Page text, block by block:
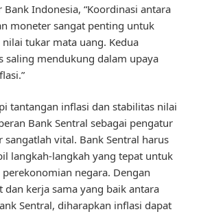
Indonesia, “Koordinasi antara
moneter sangat penting untuk
tukar mata uang. Kedua
saling mendukung dalam upaya
tantangan inflasi dan stabilitas nilai
Bank Sentral sebagai pengatur
sangatlah vital. Bank Sentral harus
langkah-langkah yang tepat untuk
negara. Dengan
dan kerja sama yang baik antara
Sentral, diharapkan inflasi dapat